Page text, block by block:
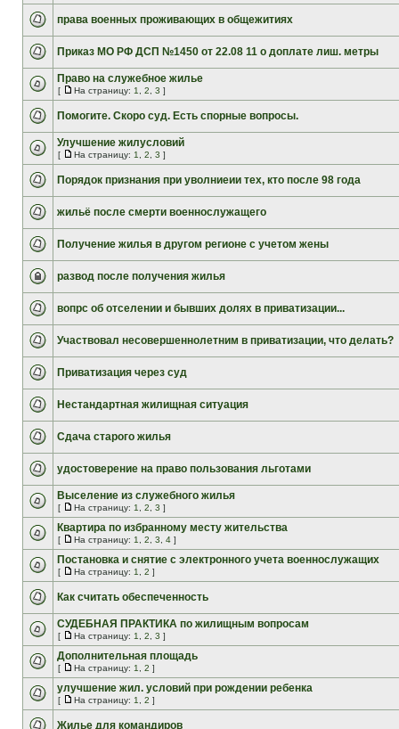
права военных проживающих в общежитиях
Приказ МО РФ ДСП №1450 от 22.08 11 о доплате лиш. метры
Право на служебное жилье
[ На страницу: 1 2 3 ]
Помогите. Скоро суд. Есть спорные вопросы.
Улучшение жилусловий
[ На страницу: 1 2 3 ]
Порядок признания при уволниеии тех, кто после 98 года
жильё после смерти военнослужащего
Получение жилья в другом регионе с учетом жены
развод после получения жилья
вопрс об отселении и бывших долях в приватизации...
Участвовал несовершеннолетним в приватизации, что делать?
Приватизация через суд
Нестандартная жилищная ситуация
Сдача старого жилья
удостоверение на право пользования льготами
Выселение из служебного жилья
[ На страницу: 1 2 3 ]
Квартира по избранному месту жительства
[ На страницу: 1 2 3 4 ]
Постановка и снятие с электронного учета военнослужащих
[ На страницу: 1 2 ]
Как считать обеспеченность
СУДЕБНАЯ ПРАКТИКА по жилищным вопросам
[ На страницу: 1 2 3 ]
Дополнительная площадь
[ На страницу: 1 2 ]
улучшение жил. условий при рождении ребенка
[ На страницу: 1 2 ]
Жилье для командиров